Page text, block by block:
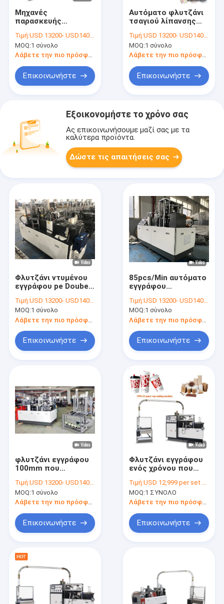
Προϊόντα
Περίπου εμείς
Μηχανές
παρασκευής
χαρτί με επίστρωση
Pe 85 τεμ
Τιμή:USD 13200- USD14000 / set
MOQ:1 σύνολο
Λάβετε την πιο πρόσφατη τιμή
Επικοινωνήστε
Αυτόματο φλυτζάνι
τσαγιού λίπανσης
τη μηχανή 4kw το
αυτόματο έγγραφο
να κοιλάνει τη
Τιμή:USD 13200- USD14000 / set
MOQ:1 σύνολο
Λάβετε την πιο πρόσφατη τιμή
Επικοινωνήστε
Εξοικονομήστε το χρόνο σας
Ας επικοινωνήσουμε μαζί σας με τα
καλύτερα προϊόντα.
Δώστε τις απαιτήσεις σας
Φλυτζάνι ντυμένου
εγγράφου pe Doubel
το έγγραφο τσαγιού
καφέ μηχανών την
υαλουργική μηχανή
Τιμή:USD 13200- USD14000 / set
MOQ:1 σύνολο
Λάβετε την πιο πρόσφατη τιμή
Επικοινωνήστε
85pcs/Min αυτόματο
εγγράφου
έγγραφο pe μηχανών
ενιαίο διπλό που
κατασκευάζει τη
μηχανή
Τιμή:USD 13200- USD14000 / set
MOQ:1 σύνολο
Επικοινωνήστε
φλυτζάνι εγγράφου
100mm που
μηχανές τα ελεύθερα
ανταλλακτικά μίας
χρήσης έγγραφο να
διαμόρφωση της
μηχανής
Τιμή:USD 13200- USD14000 / set
MOQ:1 σύνολο
Λάβετε την πιο πρόσφατη τιμή
Επικοινωνήστε
Φλυτζάνι εγγράφου
ενός χρόνου που
μηχανές τον
υπερηχητικό καφέ
μίας χρήσης μηχανή
Τιμή:USD 12,999 per set FOB Ningbo (negotiable)
MOQ:1 ΣΥΝΟΛΟ
Λάβετε την πιο πρόσφατη τιμή
Επικοινωνήστε